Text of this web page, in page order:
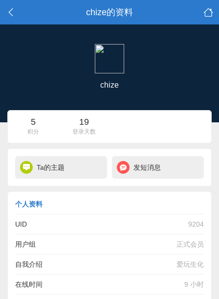
chize的资料
chize
5
积分
19
登录天数
Ta的主题 发短消息
个人资料
UID 9204
用户组 正式会员
自我介绍 爱玩生化
在线时间 9 小时